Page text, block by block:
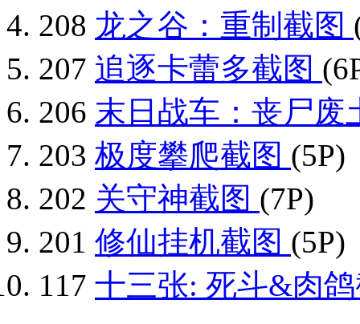
208 龙之谷：重制截图
207 追逐卡蕾多截图
206 末日战车：丧尸
203 极度攀爬截图 (5P)
202 关守神截图 (7P)
201 修仙挂机截图 (5P)
117 十三张: 死斗&肉